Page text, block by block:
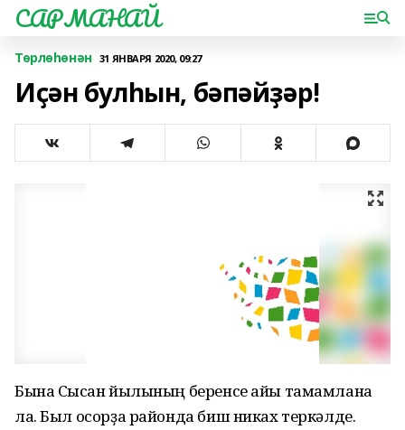
САРМАНАЙ
Төрлөһөнән 31 ЯНВАРЯ 2020, 09:27
Иҫән булһын, бәпәйҙәр!
Бына Сысҡан йылының беренсе айы тамамлана
ла. Был осорҙа районда биш никах теркәлде.